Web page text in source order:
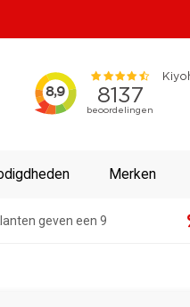
Merken
geven een 9